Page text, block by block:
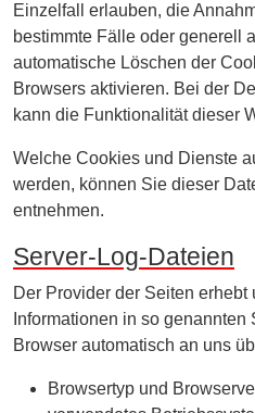
Einzelfall erlauben, die
bestimmte Fälle oder generell
automatische Löschen der
Browsers aktivieren. Bei der
kann die Funktionalität dieser
Welche Cookies und Dienste
werden, können Sie dieser
entnehmen.
Server-Log-Dateien
Der Provider der Seiten
Informationen in so
Browser automatisch an uns
Browsertyp und